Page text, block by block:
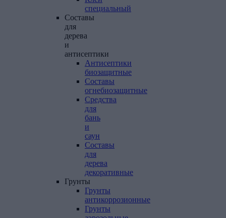
специальный
Составы
для
дерева
и
антисептики
Антисептики
биозащитные
Составы
огнебиозащитные
Средства
для
бань
и
саун
Составы
для
дерева
декоративные
Грунты
Грунты
антикоррозионные
Грунты